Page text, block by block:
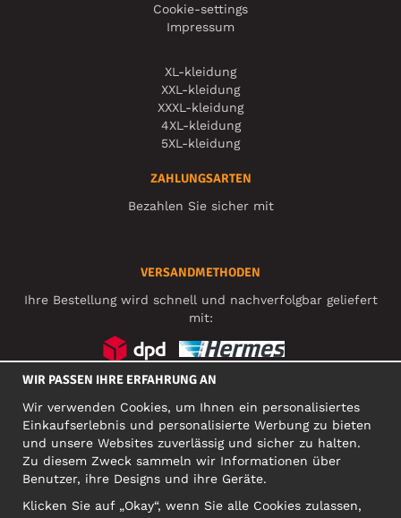
Cookie-settings
Impressum
XL-kleidung
XXL-kleidung
XXXL-kleidung
4XL-kleidung
5XL-kleidung
ZAHLUNGSARTEN
Bezahlen Sie sicher mit
VERSANDMETHODEN
Ihre Bestellung wird schnell und nachverfolgbar geliefert
mit:
FIRMA
Narva mnt 5, EE-10117 Tallinn
WIR PASSEN IHRE ERFAHRUNG AN
Wir verwenden Cookies, um Ihnen ein personalisiertes
Einkaufserlebnis und personalisierte Werbung zu bieten
und unsere Websites zuverlässig und sicher zu halten.
Zu diesem Zweck sammeln wir Informationen über
Benutzer, ihre Designs und ihre Geräte.
Klicken Sie auf „Okay“, wenn Sie alle Cookies zulassen,